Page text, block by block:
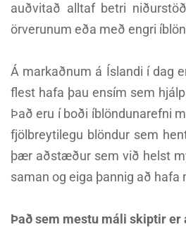
auðvitað alltaf betri
örverunum eða með engri
Á markaðnum á Íslandi í dag
flest hafa þau ensím sem
Það eru í boði íblöndunarefni
fjölbreytilegu blöndur sem
þær aðstæður sem við helst
saman og eiga þannig að hafa
Það sem mestu máli skiptir er